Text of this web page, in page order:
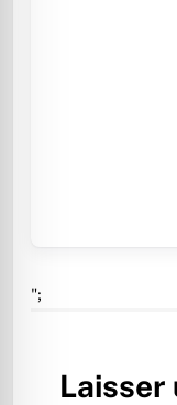
";
Laisser